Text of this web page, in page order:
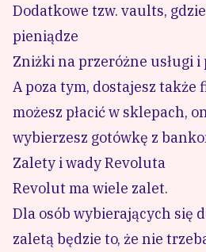
Dodatkowe tzw. vaults,
pieniądze
Zniżki na przeróżne usługi
A poza tym, dostajesz także
możesz płacić w sklepach,
wybierzesz gotówkę z
Zalety i wady Revoluta
Revolut ma wiele zalet.
Dla osób wybierających się
zaletą będzie to, że nie